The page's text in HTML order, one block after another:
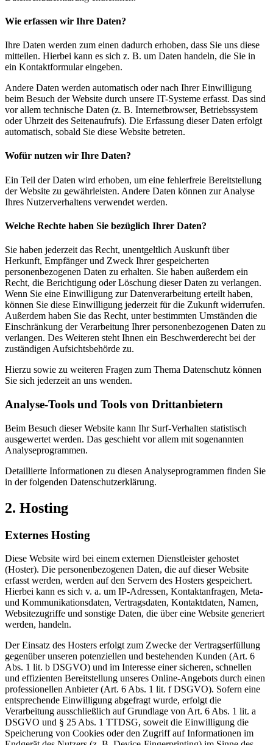
Wie erfassen wir Ihre Daten?
Ihre Daten werden zum einen dadurch erhoben, dass Sie uns diese
mitteilen. Hierbei kann es sich z. B. um Daten handeln, die Sie in
ein Kontaktformular eingeben.
Andere Daten werden automatisch oder nach Ihrer Einwilligung
beim Besuch der Website durch unsere IT-Systeme erfasst. Das sind
vor allem technische Daten (z. B. Internetbrowser, Betriebssystem
oder Uhrzeit des Seitenaufrufs). Die Erfassung dieser Daten erfolgt
automatisch, sobald Sie diese Website betreten.
Wofür nutzen wir Ihre Daten?
Ein Teil der Daten wird erhoben, um eine fehlerfreie Bereitstellung
der Website zu gewährleisten. Andere Daten können zur Analyse
Ihres Nutzerverhaltens verwendet werden.
Welche Rechte haben Sie bezüglich Ihrer Daten?
Sie haben jederzeit das Recht, unentgeltlich Auskunft über
Herkunft, Empfänger und Zweck Ihrer gespeicherten
personenbezogenen Daten zu erhalten. Sie haben außerdem ein
Recht, die Berichtigung oder Löschung dieser Daten zu verlangen.
Wenn Sie eine Einwilligung zur Datenverarbeitung erteilt haben,
können Sie diese Einwilligung jederzeit für die Zukunft widerrufen.
Außerdem haben Sie das Recht, unter bestimmten Umständen die
Einschränkung der Verarbeitung Ihrer personenbezogenen Daten zu
verlangen. Des Weiteren steht Ihnen ein Beschwerderecht bei der
zuständigen Aufsichtsbehörde zu.
Hierzu sowie zu weiteren Fragen zum Thema Datenschutz können
Sie sich jederzeit an uns wenden.
Analyse-Tools und Tools von Dritt­anbietern
Beim Besuch dieser Website kann Ihr Surf-Verhalten statistisch
ausgewertet werden. Das geschieht vor allem mit sogenannten
Analyseprogrammen.
Detaillierte Informationen zu diesen Analyseprogrammen finden Sie
in der folgenden Datenschutzerklärung.
2. Hosting
Externes Hosting
Diese Website wird bei einem externen Dienstleister gehostet
(Hoster). Die personenbezogenen Daten, die auf dieser Website
erfasst werden, werden auf den Servern des Hosters gespeichert.
Hierbei kann es sich v. a. um IP-Adressen, Kontaktanfragen, Meta-
und Kommunikationsdaten, Vertragsdaten, Kontaktdaten, Namen,
Websitezugriffe und sonstige Daten, die über eine Website generiert
werden, handeln.
Der Einsatz des Hosters erfolgt zum Zwecke der Vertragserfüllung
gegenüber unseren potenziellen und bestehenden Kunden (Art. 6
Abs. 1 lit. b DSGVO) und im Interesse einer sicheren, schnellen
und effizienten Bereitstellung unseres Online-Angebots durch einen
professionellen Anbieter (Art. 6 Abs. 1 lit. f DSGVO). Sofern eine
entsprechende Einwilligung abgefragt wurde, erfolgt die
Verarbeitung ausschließlich auf Grundlage von Art. 6 Abs. 1 lit. a
DSGVO und § 25 Abs. 1 TTDSG, soweit die Einwilligung die
Speicherung von Cookies oder den Zugriff auf Informationen im